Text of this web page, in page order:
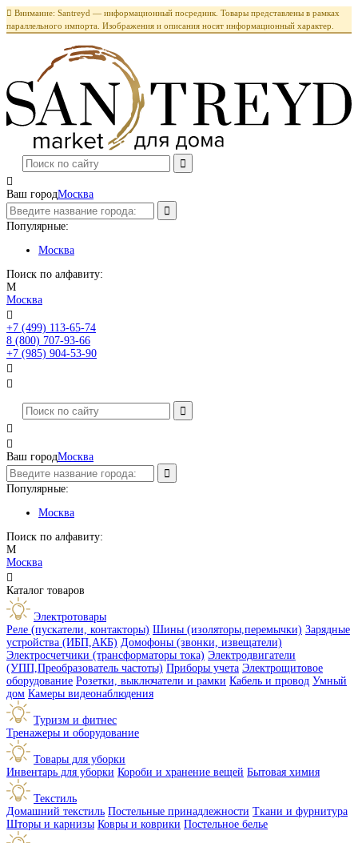
 Внимание: Santreyd — информационный посредник. Товары представлены в рамках
параллельного импорта. Изображения и описания носят информационный характер.

Ваш городМосква
Популярные:
Москва
Поиск по алфавиту:
М
Москва

+7 (499) 113-65-74
8 (800) 707-93-66
+7 (985) 904-53-90




Ваш городМосква
Популярные:
Москва
Поиск по алфавиту:
М
Москва

Каталог товаров
Электротовары
Реле (пускатели, контакторы) Шины (изоляторы,перемычки) Зарядные
устройства (ИБП,АКБ) Домофоны (звонки, извещатели)
Электросчетчики (трансформаторы тока) Электродвигатели
(УПП,Преобразователь частоты) Приборы учета Электрощитовое
оборудование Розетки, выключатели и рамки Кабель и провод Умный
дом Камеры видеонаблюдения
Туризм и фитнес
Тренажеры и оборудование
Товары для уборки
Инвентарь для уборки Короби и хранение вещей Бытовая химия
Текстиль
Домашний текстиль Постельные принадлежности Ткани и фурнитура
Шторы и карнизы Ковры и коврики Постельное белье